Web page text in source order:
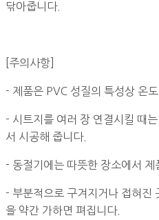
닦아줍니다.
[주의사항]
- 제품은 PVC 성질의 특성상 온
- 시트지를 여러 장 연결시킬 때
서 시공해 줍니다.
- 동절기에는 따뜻한 장소에서 제
- 부분적으로 구겨지거나 접혀진
을 약간 가하면 펴집니다.